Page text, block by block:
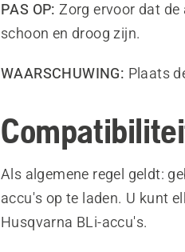
PAS OP: Zorg ervoor dat de
schoon en droog zijn.
WAARSCHUWING: Plaats
Als algemene regel geldt:
accu's op te laden. U kunt
Husqvarna BLi-accu's.